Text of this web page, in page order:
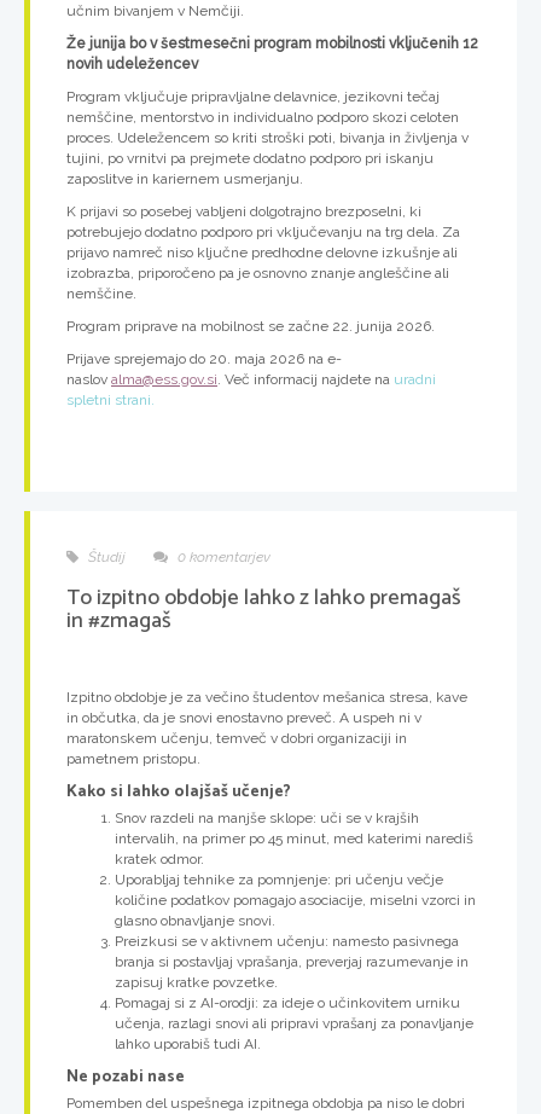
učnim bivanjem v Nemčiji.
Že junija bo v šestmesečni program mobilnosti vključenih 12
novih udeležencev
Program vključuje pripravljalne delavnice, jezikovni tečaj
nemščine, mentorstvo in individualno podporo skozi celoten
proces. Udeležencem so kriti stroški poti, bivanja in življenja v
tujini, po vrnitvi pa prejmete dodatno podporo pri iskanju
zaposlitve in kariernem usmerjanju.
K prijavi so posebej vabljeni dolgotrajno brezposelni, ki
potrebujejo dodatno podporo pri vključevanju na trg dela. Za
prijavo namreč niso ključne predhodne delovne izkušnje ali
izobrazba, priporočeno pa je osnovno znanje angleščine ali
nemščine.
Program priprave na mobilnost se začne 22. junija 2026.
Prijave sprejemajo do 20. maja 2026 na e-
naslov alma@ess.gov.si . Več informacij najdete na uradni
spletni strani.
Študij 0 komentarjev
To izpitno obdobje lahko z lahko premagaš
in #zmagaš
Izpitno obdobje je za večino študentov mešanica stresa, kave
in občutka, da je snovi enostavno preveč. A uspeh ni v
maratonskem učenju, temveč v dobri organizaciji in
pametnem pristopu.
Kako si lahko olajšaš učenje?
Snov razdeli na manjše sklope: uči se v krajših
intervalih, na primer po 45 minut, med katerimi narediš
kratek odmor.
Uporabljaj tehnike za pomnjenje: pri učenju večje
količine podatkov pomagajo asociacije, miselni vzorci in
glasno obnavljanje snovi.
Preizkusi se v aktivnem učenju: namesto pasivnega
branja si postavljaj vprašanja, preverjaj razumevanje in
zapisuj kratke povzetke.
Pomagaj si z AI-orodji: za ideje o učinkovitem urniku
učenja, razlagi snovi ali pripravi vprašanj za ponavljanje
lahko uporabiš tudi AI.
Ne pozabi nase
Pomemben del uspešnega izpitnega obdobja pa niso le dobri